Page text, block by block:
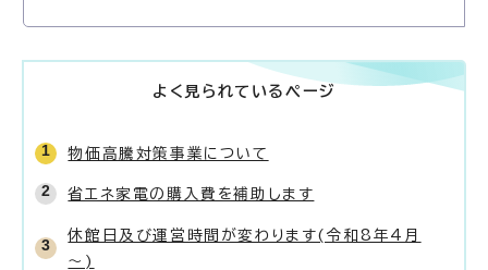
よく見られているページ
物価高騰対策事業について
省エネ家電の購入費を補助します
休館日及び運営時間が変わります(令和8年4月
～)